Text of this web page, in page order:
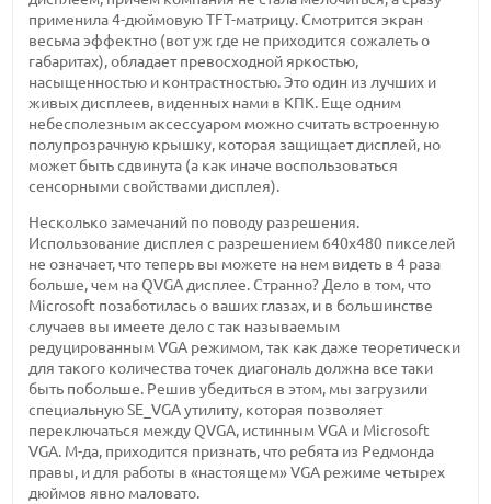
применила 4-дюймовую TFT-матрицу. Смотрится экран
весьма эффектно (вот уж где не приходится сожалеть о
габаритах), обладает превосходной яркостью,
насыщенностью и контрастностью. Это один из лучших и
живых дисплеев, виденных нами в КПК. Еще одним
небесполезным аксессуаром можно считать встроенную
полупрозрачную крышку, которая защищает дисплей, но
может быть сдвинута (а как иначе воспользоваться
сенсорными свойствами дисплея).
Несколько замечаний по поводу разрешения.
Использование дисплея с разрешением 640х480 пикселей
не означает, что теперь вы можете на нем видеть в 4 раза
больше, чем на QVGA дисплее. Странно? Дело в том, что
Microsoft позаботилась о ваших глазах, и в большинстве
случаев вы имеете дело с так называемым
редуцированным VGA режимом, так как даже теоретически
для такого количества точек диагональ должна все таки
быть побольше. Решив убедиться в этом, мы загрузили
специальную SE_VGA утилиту, которая позволяет
переключаться между QVGA, истинным VGA и Microsoft
VGA. М-да, приходится признать, что ребята из Редмонда
правы, и для работы в «настоящем» VGA режиме четырех
дюймов явно маловато.